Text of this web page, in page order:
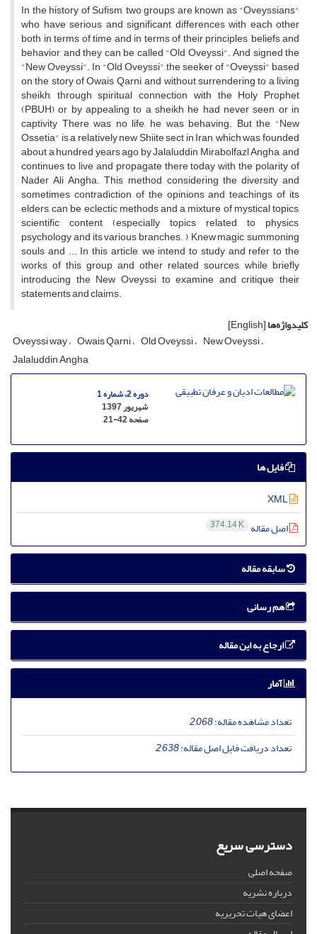
In the history of Sufism, two groups are known as "Oveyssians"
who have serious and significant differences with each other
both in terms of time and in terms of their principles, beliefs and
behavior, and they can be called "Old Oveyssi". And signed the
"New Oveyssi". In "Old Oveyssi", the seeker of "Oveyssi" based
on the story of Owais Qarni, and without surrendering to a living
sheikh, through spiritual connection with the Holy Prophet
(PBUH) or by appealing to a sheikh he had never seen or in
captivity There was no life, he was behaving. But the "New
Ossetia" is a relatively new Shiite sect in Iran, which was founded
about a hundred years ago by Jalaluddin Mirabolfazl Angha, and
continues to live and propagate there today with the polarity of
Nader Ali Angha. This method, considering the diversity and
sometimes contradiction of the opinions and teachings of its
elders, can be eclectic methods and a mixture of mystical topics,
scientific content (especially topics related to physics,
psychology and its various branches. ), Knew magic, summoning
souls and ... In this article, we intend to study and refer to the
works of this group and other related sources, while briefly
introducing the New Oveyssi to examine and critique their
statements and claims.
کلیدواژه‌ها[English]
Oveyssi way Owais Qarni Old Oveyssi New Oveyssi
Jalaluddin Angha
دوره 2، شماره 1
شهریور 1397
صفحه21-42
فایل ها
اصل مقاله 374.14 K
سابقه مقاله
هم رسانی
ارجاع به این مقاله
آمار
تعداد مشاهده مقاله:2,068
تعداد دریافت فایل اصل مقاله:2,638
دسترسی سریع
صفحه اصلی
درباره نشریه
اعضای هیات تحریریه